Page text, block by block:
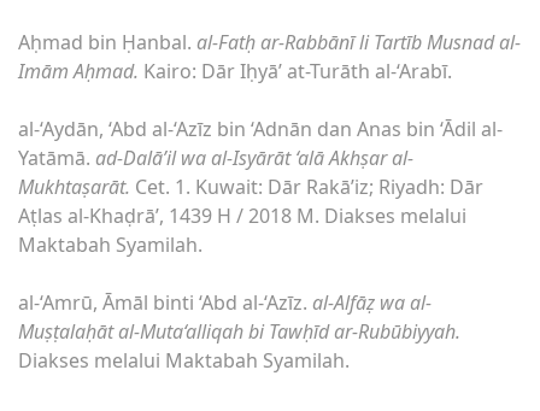
Aḥmad bin Ḥanbal. al-Fatḥ ar-Rabbānī li Tartīb Musnad al-
Imām Aḥmad. Kairo: Dār Iḥyā’ at-Turāth al-‘Arabī.
al-‘Aydān, ‘Abd al-‘Azīz bin ‘Adnān dan Anas bin ‘Ādil al-
Yatāmā. ad-Dalā’il wa al-Isyārāt ‘alā Akhṣar al-
Mukhtaṣarāt. Cet. 1. Kuwait: Dār Rakā’iz; Riyadh: Dār
Aṭlas al-Khaḍrā’, 1439 H / 2018 M. Diakses melalui
Maktabah Syamilah.
al-‘Amrū, Āmāl binti ‘Abd al-‘Azīz. al-Alfāẓ wa al-
Muṣṭalaḥāt al-Muta‘alliqah bi Tawḥīd ar-Rubūbiyyah.
Diakses melalui Maktabah Syamilah.